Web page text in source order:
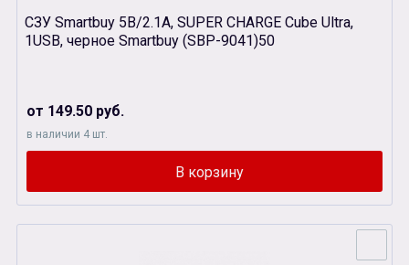
СЗУ Smartbuy 5В/2.1A, SUPER CHARGE Cube Ultra,
1USB, черное Smartbuy (SBР-9041)50
от 149.50 руб.
в наличии 4 шт.